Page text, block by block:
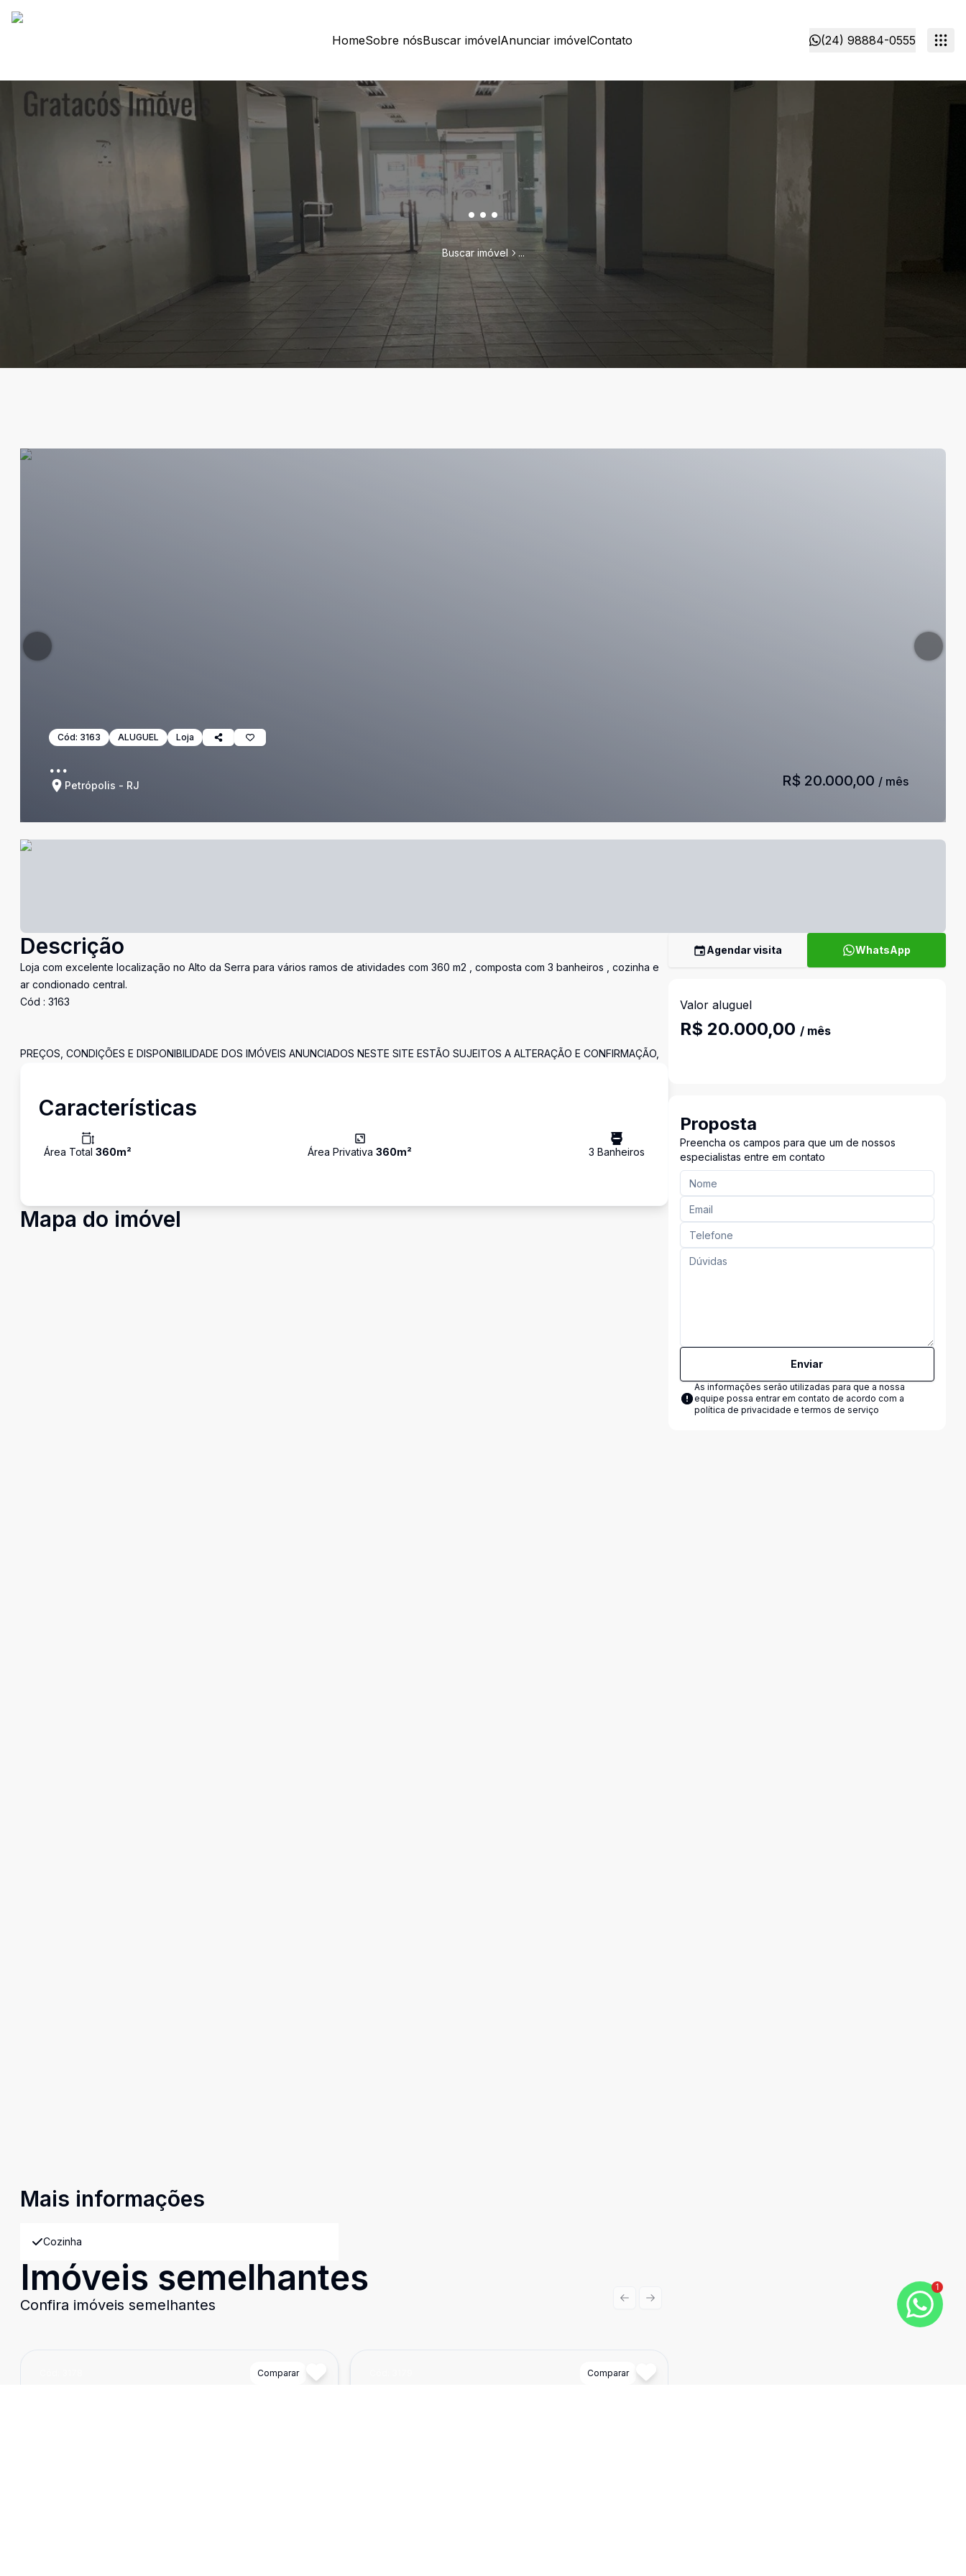
HomeSobre nósBuscar imóvelAnunciar imóvelContato (24) 98884-0555
...
Buscar imóvel ...
Cód: 3163 ALUGUEL Loja
...
Petrópolis - RJ R$ 20.000,00 / mês
Descrição
Loja com excelente localização no Alto da Serra para vários ramos de atividades com 360 m2 , composta com 3 banheiros , cozinha e
ar condionado central.
Cód : 3163
PREÇOS, CONDIÇÕES E DISPONIBILIDADE DOS IMÓVEIS ANUNCIADOS NESTE SITE ESTÃO SUJEITOS A ALTERAÇÃO E CONFIRMAÇÃO,
Características
Área Total 360m² Área Privativa360m² 3 Banheiros
Mapa do imóvel
Mais informações
Cozinha
Imóveis semelhantes
Confira imóveis semelhantes
Comparar Comparar
Previous slide
Next slide
Agendar visita WhatsApp
Valor aluguel
R$ 20.000,00 / mês
Proposta
Preencha os campos para que um de nossos
especialistas entre em contato
Enviar
As informações serão utilizadas para que a nossa
equipe possa entrar em contato de acordo com a
política de privacidade e termos de serviço
1